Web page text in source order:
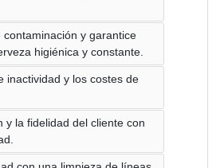
contaminación y garantice
higiénica y constante.
inactividad y los costes de
y la fidelidad del cliente con